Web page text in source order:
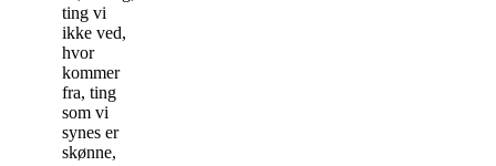
ting vi
ikke ved,
hvor
kommer
fra, ting
som vi
synes er
skønne,